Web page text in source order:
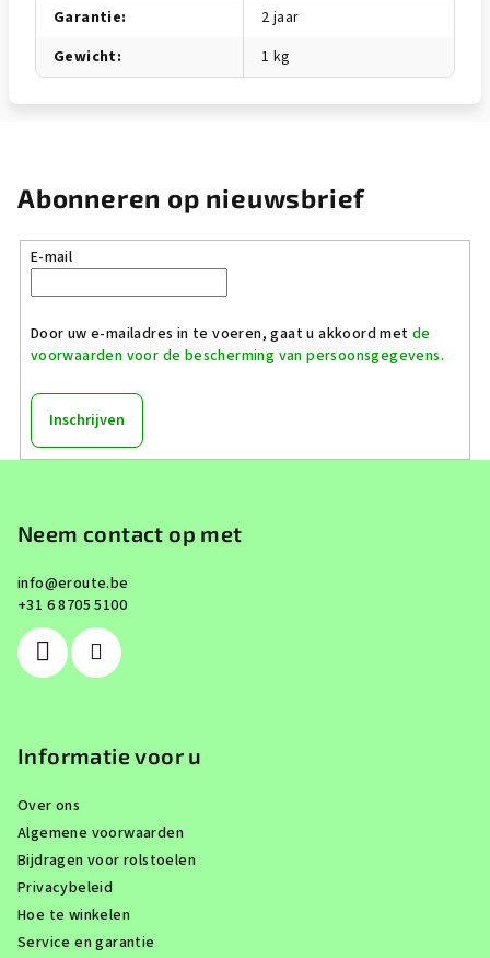
Garantie:
2 jaar
Gewicht: 1 kg
Abonneren op nieuwsbrief
E-mail
Door uw e-mailadres in te voeren, gaat u akkoord met de
voorwaarden voor de bescherming van persoonsgegevens.
Inschrijven
Neem contact op met
info@eroute.be
+31 6 8705 5100
Informatie voor u
Over ons
Algemene voorwaarden
Bijdragen voor rolstoelen
Privacybeleid
Hoe te winkelen
Service en garantie